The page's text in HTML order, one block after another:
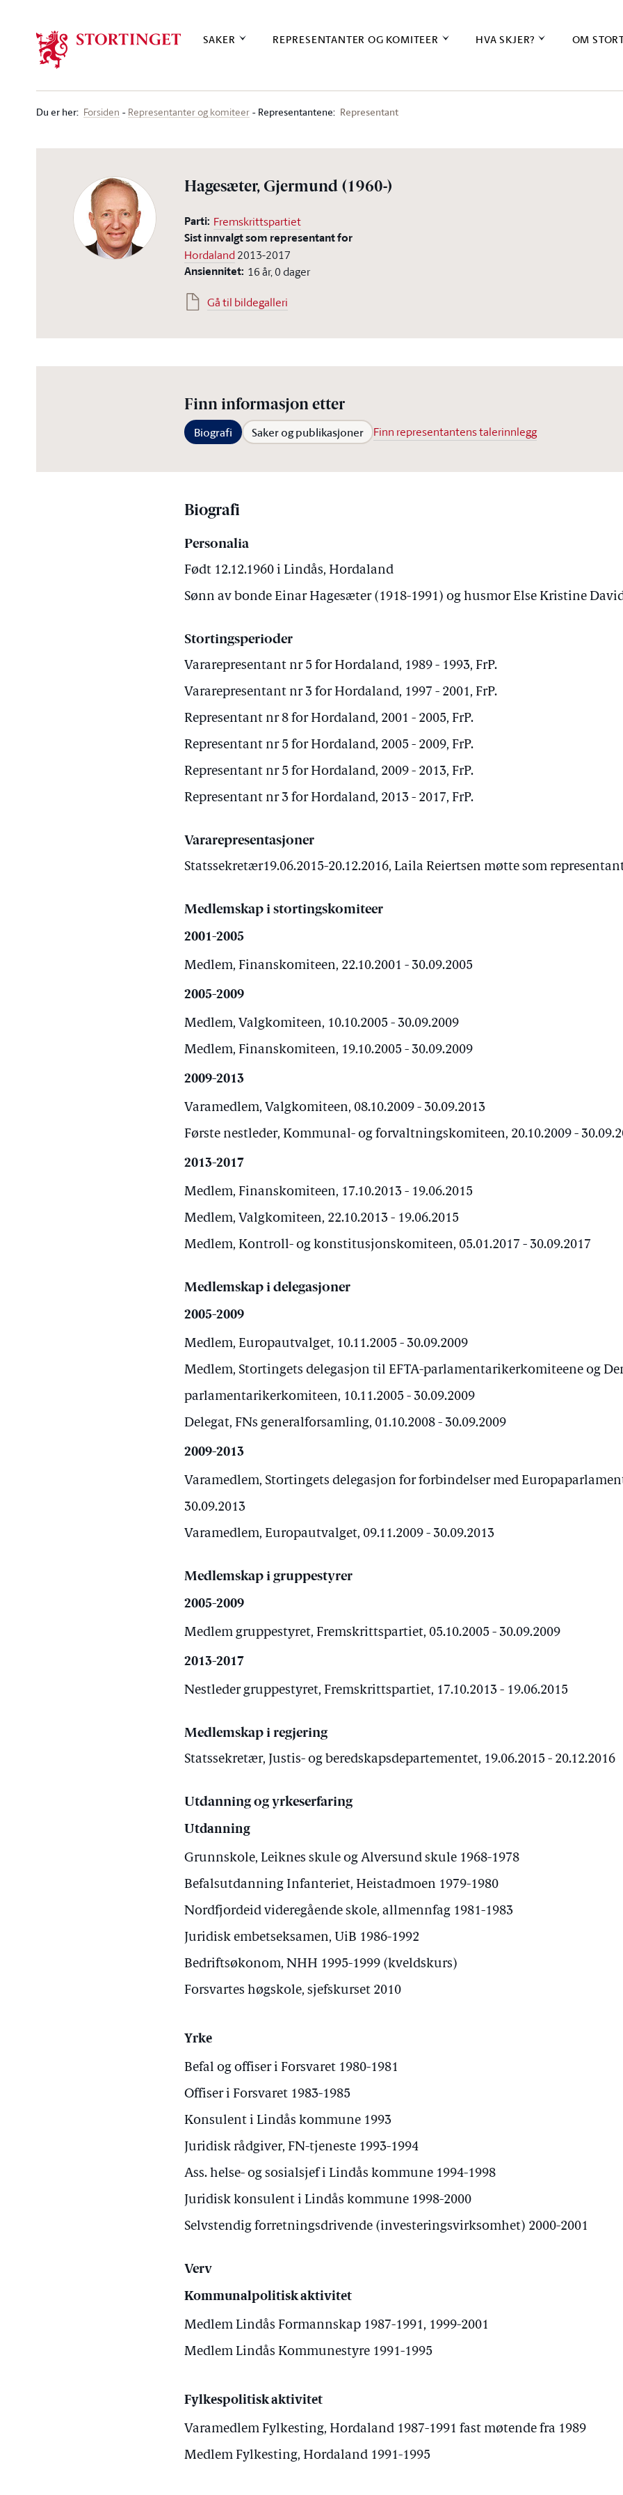
SAKER REPRESENTANTER OG KOMITEER HVA SKJER? OM
Du er her: Forsiden Representanter og komiteer Representantene: Representant
Hagesæter, Gjermund (1960-)
Parti: Fremskrittspartiet
Sist innvalgt som representant for
Hordaland 2013-2017
Ansiennitet: 16 år, 0 dager
Gå til bildegalleri
Finn informasjon etter
Biografi Saker og publikasjoner Finn representantens talerinnlegg
Biografi
Personalia
Født 12.12.1960 i Lindås, Hordaland
Sønn av bonde Einar Hagesæter (1918-1991) og husmor Else Kristine
Stortingsperioder
Vararepresentant nr 5 for Hordaland, 1989 - 1993, FrP.
Vararepresentant nr 3 for Hordaland, 1997 - 2001, FrP.
Representant nr 8 for Hordaland, 2001 - 2005, FrP.
Representant nr 5 for Hordaland, 2005 - 2009, FrP.
Representant nr 5 for Hordaland, 2009 - 2013, FrP.
Representant nr 3 for Hordaland, 2013 - 2017, FrP.
Vararepresentasjoner
Statssekretær19.06.2015-20.12.2016, Laila Reiertsen møtte som
Medlemskap i stortingskomiteer
2001-2005
Medlem, Finanskomiteen, 22.10.2001 - 30.09.2005
2005-2009
Medlem, Valgkomiteen, 10.10.2005 - 30.09.2009
Medlem, Finanskomiteen, 19.10.2005 - 30.09.2009
2009-2013
Varamedlem, Valgkomiteen, 08.10.2009 - 30.09.2013
Første nestleder, Kommunal- og forvaltningskomiteen, 20.10.2009 -
2013-2017
Medlem, Finanskomiteen, 17.10.2013 - 19.06.2015
Medlem, Valgkomiteen, 22.10.2013 - 19.06.2015
Medlem, Kontroll- og konstitusjonskomiteen, 05.01.2017 - 30.09.2017
Medlemskap i delegasjoner
2005-2009
Medlem, Europautvalget, 10.11.2005 - 30.09.2009
Medlem, Stortingets delegasjon til EFTA-parlamentarikerkomiteene og
parlamentarikerkomiteen, 10.11.2005 - 30.09.2009
Delegat, FNs generalforsamling, 01.10.2008 - 30.09.2009
2009-2013
Varamedlem, Stortingets delegasjon for forbindelser med
30.09.2013
Varamedlem, Europautvalget, 09.11.2009 - 30.09.2013
Medlemskap i gruppestyrer
2005-2009
Medlem gruppestyret, Fremskrittspartiet, 05.10.2005 - 30.09.2009
2013-2017
Nestleder gruppestyret, Fremskrittspartiet, 17.10.2013 - 19.06.2015
Medlemskap i regjering
Statssekretær, Justis- og beredskapsdepartementet, 19.06.2015 - 20.12.2016
Utdanning og yrkeserfaring
Utdanning
Grunnskole, Leiknes skule og Alversund skule 1968-1978
Befalsutdanning Infanteriet, Heistadmoen 1979-1980
Nordfjordeid videregående skole, allmennfag 1981-1983
Juridisk embetseksamen, UiB 1986-1992
Bedriftsøkonom, NHH 1995-1999 (kveldskurs)
Forsvartes høgskole, sjefskurset 2010
Yrke
Befal og offiser i Forsvaret 1980-1981
Offiser i Forsvaret 1983-1985
Konsulent i Lindås kommune 1993
Juridisk rådgiver, FN-tjeneste 1993-1994
Ass. helse- og sosialsjef i Lindås kommune 1994-1998
Juridisk konsulent i Lindås kommune 1998-2000
Selvstendig forretningsdrivende (investeringsvirksomhet) 2000-2001
Verv
Kommunalpolitisk aktivitet
Medlem Lindås Formannskap 1987-1991, 1999-2001
Medlem Lindås Kommunestyre 1991-1995
Fylkespolitisk aktivitet
Varamedlem Fylkesting, Hordaland 1987-1991 fast møtende fra 1989
Medlem Fylkesting, Hordaland 1991-1995